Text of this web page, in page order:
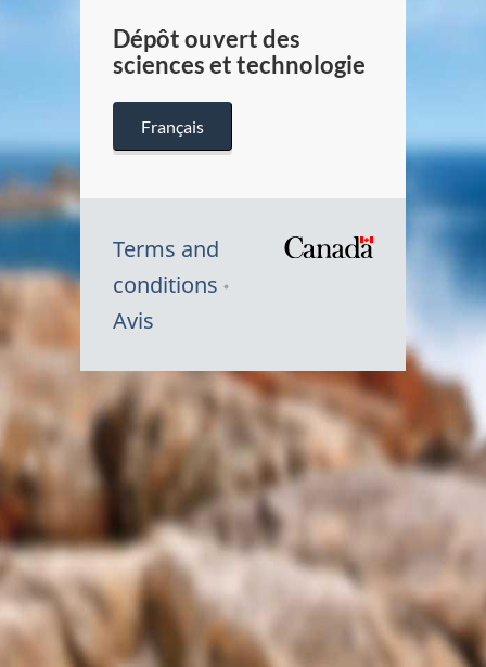
Dépôt ouvert des
sciences et technologie
Français
Terms and
conditions
Avis
Symbole
du
Canada